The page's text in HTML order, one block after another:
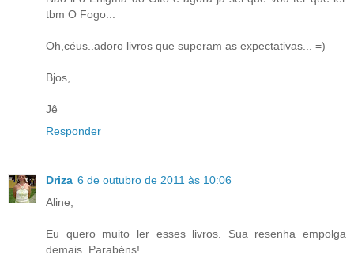
tbm O Fogo...
Oh,céus..adoro livros que superam as expectativas... =)
Bjos,
Jê
Responder
Driza 6 de outubro de 2011 às 10:06
Aline,
Eu quero muito ler esses livros. Sua resenha empolga
demais. Parabéns!